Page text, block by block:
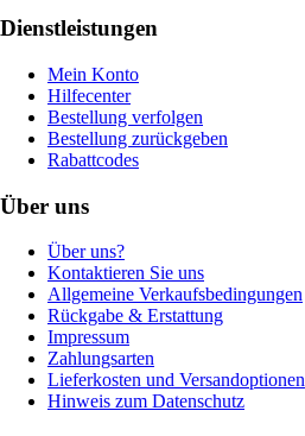
Dienstleistungen
Mein Konto
Hilfecenter
Bestellung verfolgen
Bestellung zurückgeben
Rabattcodes
Über uns
Über uns?
Kontaktieren Sie uns
Allgemeine Verkaufsbedingungen
Rückgabe & Erstattung
Impressum
Zahlungsarten
Lieferkosten und Versandoptionen
Hinweis zum Datenschutz